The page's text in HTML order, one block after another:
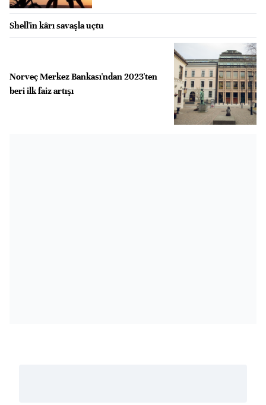
Shell'in kârı savaşla uçtu
Norveç Merkez Bankası'ndan 2023'ten
beri ilk faiz artışı